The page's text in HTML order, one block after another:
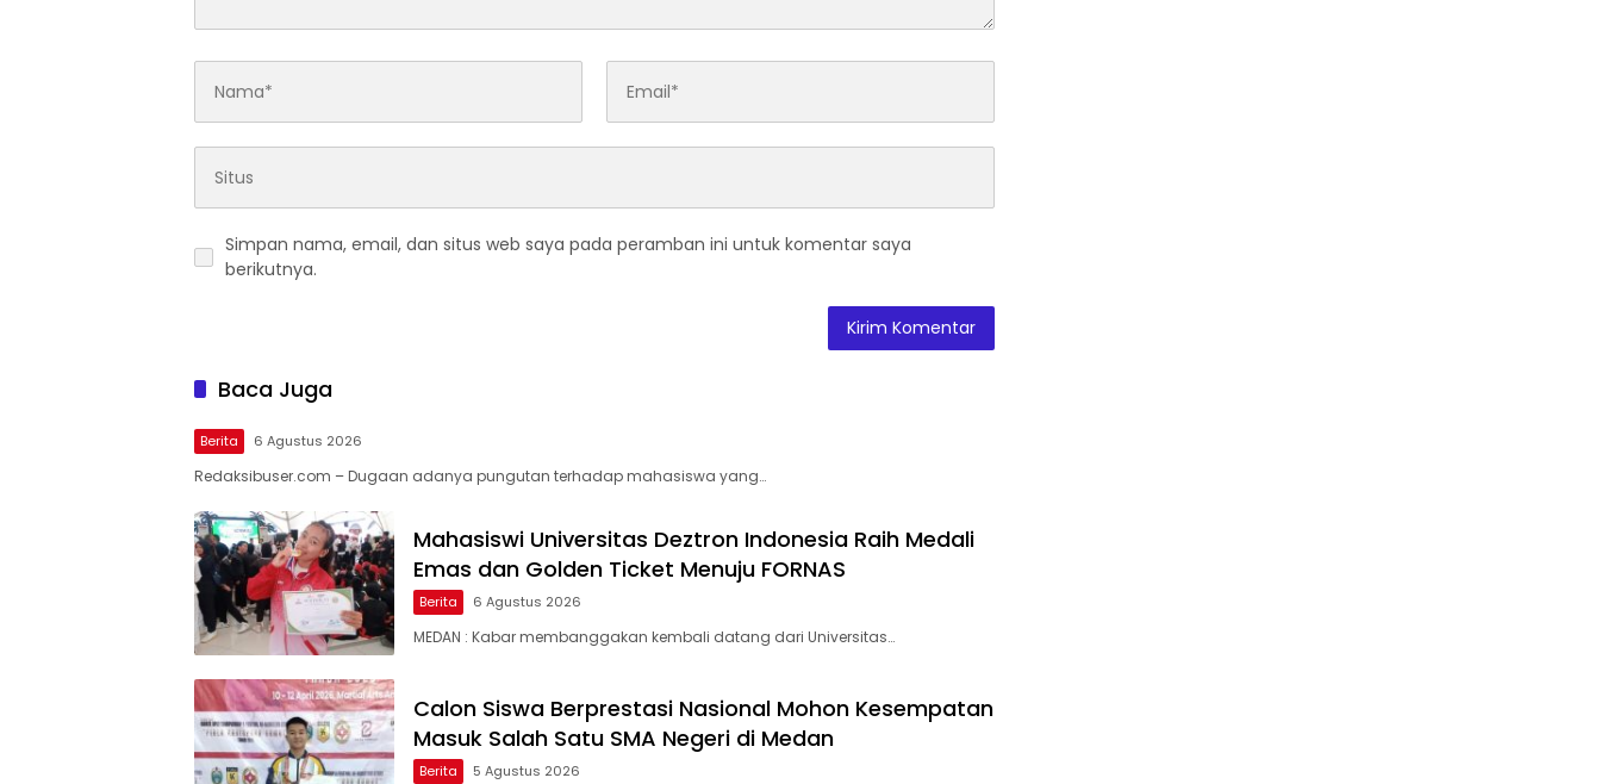
Simpan nama, email, dan situs web saya pada peramban ini untuk komentar saya
berikutnya.
Baca Juga
Berita 6 Agustus 2026
Redaksibuser.com – Dugaan adanya pungutan terhadap mahasiswa yang…
Mahasiswi Universitas Deztron Indonesia Raih Medali
Emas dan Golden Ticket Menuju FORNAS
Berita 6 Agustus 2026
MEDAN : Kabar membanggakan kembali datang dari Universitas…
Calon Siswa Berprestasi Nasional Mohon Kesempatan
Masuk Salah Satu SMA Negeri di Medan
Berita 5 Agustus 2026